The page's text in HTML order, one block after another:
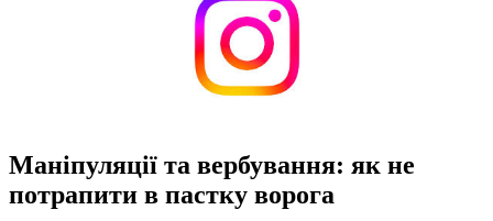
Маніпуляції та вербування: як не
потрапити в пастку ворога